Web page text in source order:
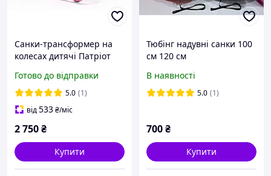
Санки-трансформер на
колесах дитячі Патріот
Готово до відправки
5.0 (1)
від533₴/міс
2 750₴
Купити
Тюбінг надувні санки 100
см 120 см
В наявності
5.0 (1)
700₴
Купити